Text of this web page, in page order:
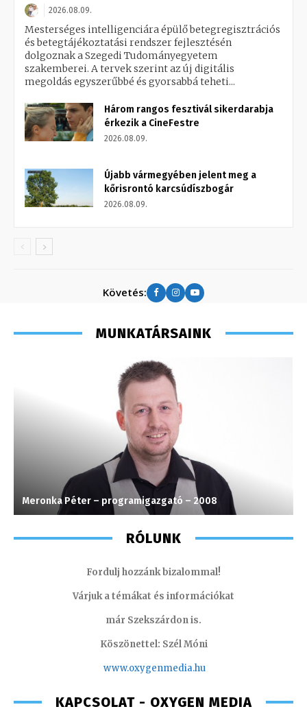
2026.08.09.
Mesterséges intelligenciára épülő betegregisztrációs
és betegtájékoztatási rendszer fejlesztésén
dolgoznak a Szegedi Tudományegyetem
szakemberei. A tervek szerint az új digitális
megoldás egyszerűbbé és gyorsabbá teheti...
Három rangos fesztivál sikerdarabja
érkezik a CineFestre
2026.08.09.
Újabb vármegyében jelent meg a
kőrisrontó karcsúdíszbogár
2026.08.09.
Követés:
MUNKATÁRSAINK
Meronka Péter – programigazgató – 2008
RÓLUNK
Fordulj hozzánk bizalommal!
Várjuk a témákat és információkat
már Szekszárdon is.
Köszönettel: Szél Móni
www.oxygenmedia.hu
KAPCSOLAT - OXYGEN MEDIA